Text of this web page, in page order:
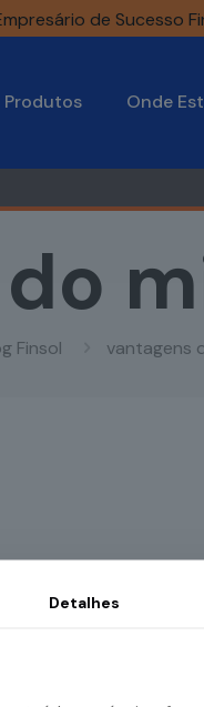
de Sucesso
Produtos Onde
Finsol vantagens
Detalhes